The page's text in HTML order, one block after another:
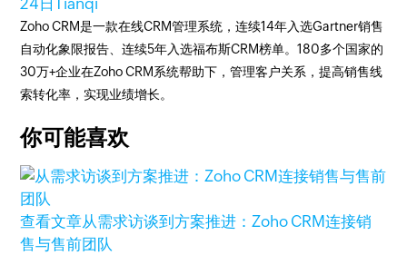
24日Tianqi
Zoho CRM是一款在线CRM管理系统，连续14年入选Gartner销售
自动化象限报告、连续5年入选福布斯CRM榜单。180多个国家的
30万+企业在Zoho CRM系统帮助下，管理客户关系，提高销售线
索转化率，实现业绩增长。
你可能喜欢
查看文章从需求访谈到方案推进：Zoho CRM连接销
售与售前团队